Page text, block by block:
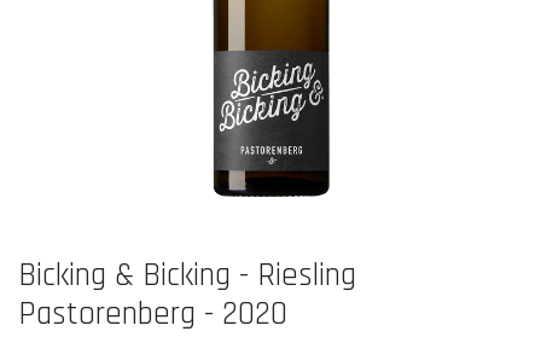
Bicking & Bicking - Riesling
Pastorenberg - 2020